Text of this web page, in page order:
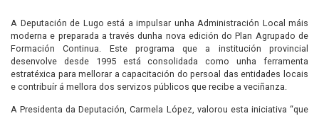
A Deputación de Lugo está a impulsar unha Administración Local máis
moderna e preparada a través dunha nova edición do Plan Agrupado de
Formación Continua. Este programa que a institución provincial
desenvolve desde 1995 está consolidada como unha ferramenta
estratéxica para mellorar a capacitación do persoal das entidades locais
e contribuír á mellora dos servizos públicos que recibe a veciñanza.
A Presidenta da Deputación, Carmela López, valorou esta iniciativa “que